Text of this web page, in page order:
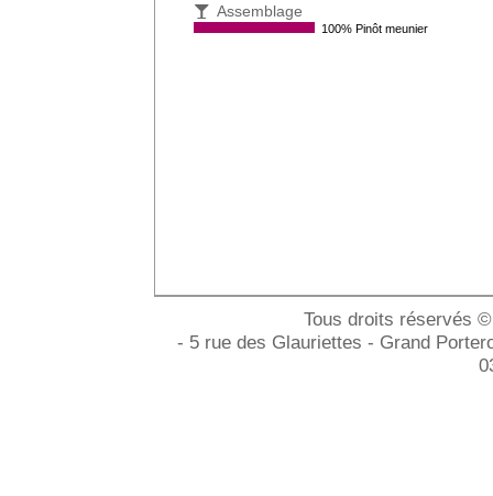
Assemblage
100% Pinôt meunier
Tous droits réservés
- 5 rue des Glauriettes - Grand